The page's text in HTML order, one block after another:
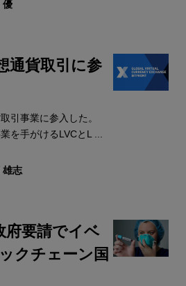
優
通貨取引に参
引事業に参入した。
を手がけるLVCとL ...
雄志
府要請でイベ
クチェーン国